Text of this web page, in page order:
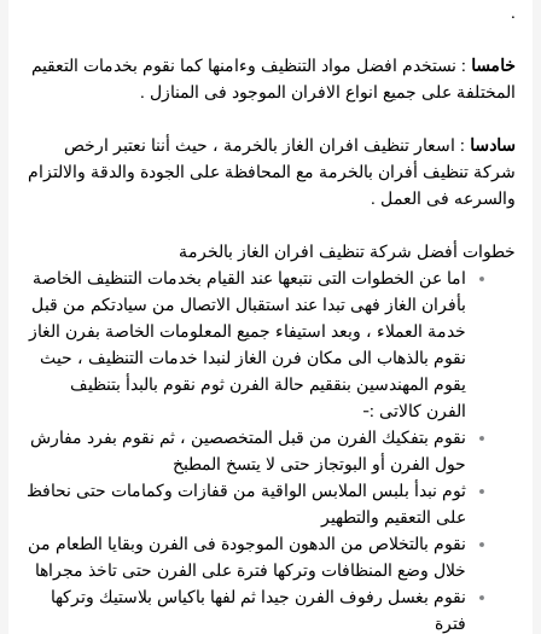
.
خامسا : نستخدم افضل مواد التنظيف وءامنها كما نقوم بخدمات التعقيم
المختلفة على جميع انواع الافران الموجود فى المنازل .
سادسا : اسعار تنظيف افران الغاز بالخرمة ، حيث أننا نعتبر ارخص
شركة تنظيف أفران بالخرمة مع المحافظة على الجودة والدقة والالتزام
والسرعه فى العمل .
خطوات أفضل شركة تنظيف افران الغاز بالخرمة
اما عن الخطوات التى نتبعها عند القيام بخدمات التنظيف الخاصة
بأفران الغاز فهى تبدا عند استقبال الاتصال من سيادتكم من قبل
خدمة العملاء ، وبعد استيفاء جميع المعلومات الخاصة بفرن الغاز
نقوم بالذهاب الى مكان فرن الغاز لنبدا خدمات التنظيف ، حيث
يقوم المهندسين بنققيم حالة الفرن ثوم نقوم بالبدأ بتنظيف
الفرن كالاتى :-
نقوم بتفكيك الفرن من قبل المتخصصين ، ثم نقوم بفرد مفارش
حول الفرن أو البوتجاز حتى لا يتسخ المطبخ
ثوم نبدأ بلبس الملابس الواقية من قفازات وكمامات حتى نحافظ
على التعقيم والتطهير
نقوم بالتخلاص من الدهون الموجودة فى الفرن وبقايا الطعام من
خلال وضع المنظافات وتركها فترة على الفرن حتى تاخذ مجراها
نقوم بغسل رفوف الفرن جيدا ثم لفها باكياس بلاستيك وتركها
فترة